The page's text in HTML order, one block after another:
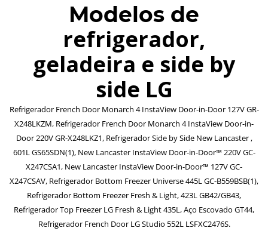
Modelos de
refrigerador,
geladeira e side by
side LG
Refrigerador French Door Monarch 4 InstaView Door-in-Door 127V GR-
X248LKZM, Refrigerador French Door Monarch 4 InstaView Door-in-
Door 220V GR-X248LKZ1, Refrigerador Side by Side New Lancaster ,
601L GS65SDN(1), New Lancaster InstaView Door-in-Door™ 220V GC-
X247CSA1, New Lancaster InstaView Door-in-Door™ 127V GC-
X247CSAV, Refrigerador Bottom Freezer Universe 445L GC-B559BSB(1),
Refrigerador Bottom Freezer Fresh & Light, 423L GB42/GB43,
Refrigerador Top Freezer LG Fresh & Light 435L, Aço Escovado GT44,
Refrigerador French Door LG Studio 552L LSFXC2476S.